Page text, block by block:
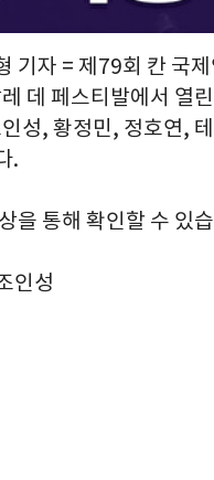
기자 = 제79회 칸 국
데 페스티발에서 열
성, 황정민, 정호연,
.
을 통해 확인할 수 있
인성